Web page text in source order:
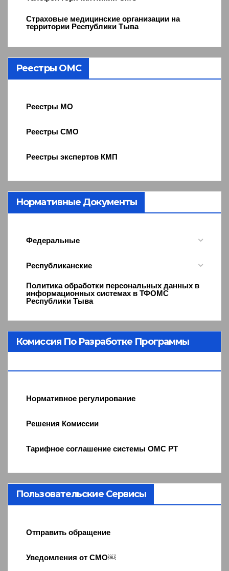
Страховые медицинские организации на
территории Республики Тыва
Реестры ОМС
Реестры МО
Реестры СМО
Реестры экспертов КМП
Нормативные Документы
Федеральные
Республиканские
Политика обработки персональных данных в
информационных системах в ТФОМС
Республики Тыва
Комиссия По Разработке Программы
Нормативное регулирование
Решения Комиссии
Тарифное соглашение системы ОМС РТ
Пользовательские Сервисы
Отправить обращение
Уведомления от СМО￼